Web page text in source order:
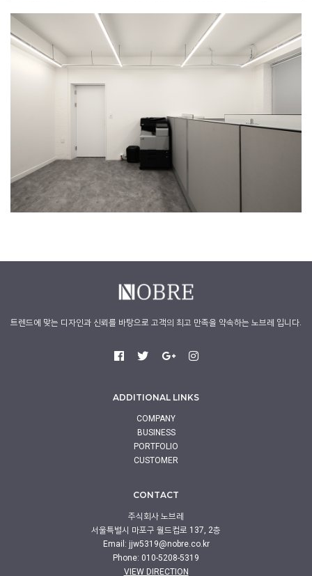
트렌드에 맞는 디자인과 신뢰를 바탕으로 고객의 최고 만족을 약속하는 노브레 입니다.
ADDITIONAL LINKS
COMPANY
BUSINESS
PORTFOLIO
CUSTOMER
CONTACT
주식회사 노브레
서울특별시 마포구 월드컵로 137, 2층
Email: jjw5319@nobre.co.kr
Phone: 010-5208-5319
VIEW DIRECTION